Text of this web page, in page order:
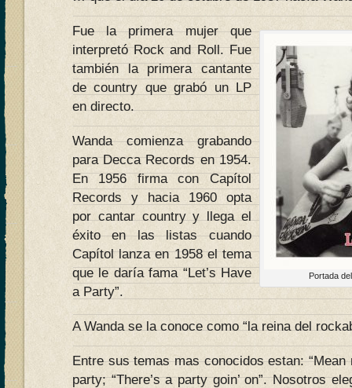
Portada
Fue la primera mujer que
interpretó Rock and Roll. Fue
también la primera cantante
de country que grabó un LP
en directo.
Wanda comienza grabando
para Decca Records en 1954.
En 1956 firma con Capítol
Records y hacia 1960 opta
por cantar country y llega el
éxito en las listas cuando
Capítol lanza en 1958 el tema
que le daría fama “Let’s Have
a Party”.
A Wanda se la conoce como “la reina del
Entre sus temas mas conocidos estan: “Mean
party; “There’s a party goin’ on”. Nosotros